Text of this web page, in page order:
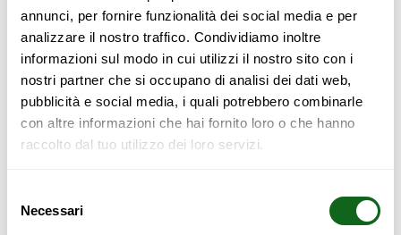
annunci, per fornire funzionalità dei social media e per
analizzare il nostro traffico. Condividiamo inoltre
informazioni sul modo in cui utilizzi il nostro sito con i
nostri partner che si occupano di analisi dei dati web,
pubblicità e social media, i quali potrebbero combinarle
con altre informazioni che hai fornito loro o che hanno
raccolto dal tuo utilizzo dei loro servizi.
delNecessari
La scala in legno massello di faggio
secondo Cinius è una
scala su misura in legno personalizzabile.
La
Scala Yen-E
è una scala salvaspazio ibrida: cassettiera e
Le dimensioni standard sono: